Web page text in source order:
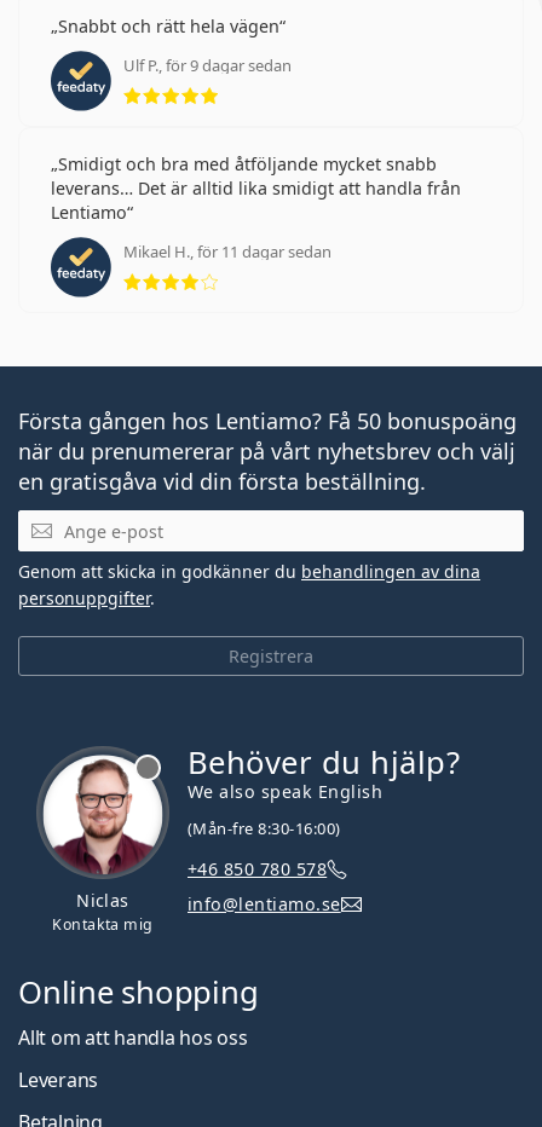
Snabbt och rätt hela vägen
Ulf P., för 9 dagar sedan
Betyg 5 av 5
Smidigt och bra med åtföljande mycket snabb
leverans… Det är alltid lika smidigt att handla från
Lentiamo
Mikael H., för 11 dagar sedan
Betyg 4 av 5
Första gången hos Lentiamo? Få 50 bonuspoäng
när du prenumererar på vårt nyhetsbrev och välj
en gratisgåva vid din första beställning.
Mejladress
Registrera
Genom att skicka in godkänner du behandlingen av dina
personuppgifter.
Niclas
Kontakta mig
Behöver du hjälp?
We also speak English
(Mån-fre 8:30-16:00)
+46 850 780 578
info@lentiamo.se
Online shopping
Allt om att handla hos oss
Leverans
Betalning